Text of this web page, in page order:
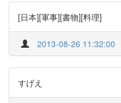
[日本][軍事][書物][料理]
2013-08-26 11:32:00
すげえ